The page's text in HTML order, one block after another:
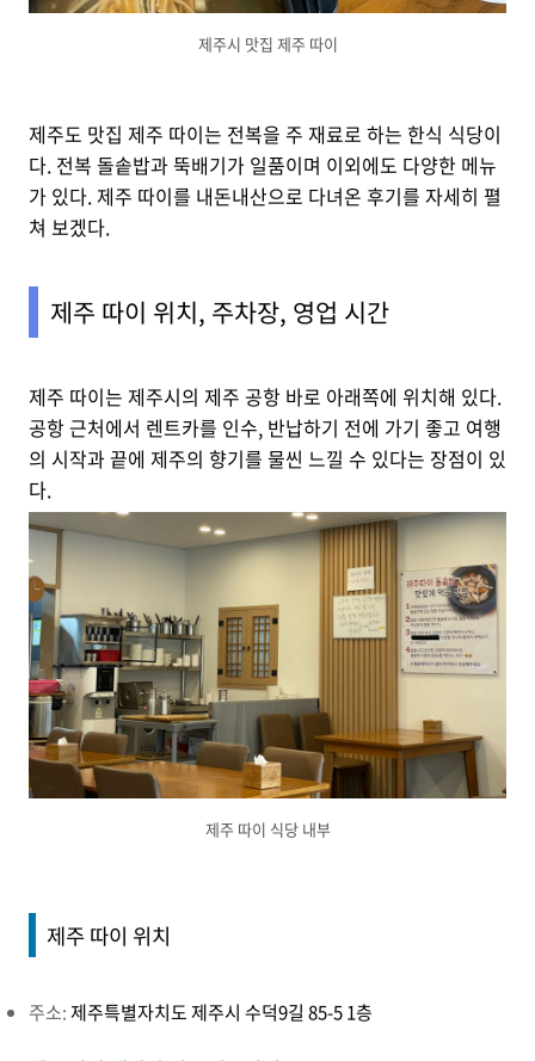
제주시 맛집 제주 따이
제주도 맛집 제주 따이는 전복을 주 재료로 하는 한식 식당이
다. 전복 돌솥밥과 뚝배기가 일품이며 이외에도 다양한 메뉴
가 있다. 제주 따이를 내돈내산으로 다녀온 후기를 자세히 펼
쳐 보겠다.
제주 따이 위치, 주차장, 영업 시간
제주 따이는 제주시의 제주 공항 바로 아래쪽에 위치해 있다.
공항 근처에서 렌트카를 인수, 반납하기 전에 가기 좋고 여행
의 시작과 끝에 제주의 향기를 물씬 느낄 수 있다는 장점이 있
다.
제주 따이 식당 내부
제주 따이 위치
주소:제주특별자치도 제주시 수덕9길 85-5 1층